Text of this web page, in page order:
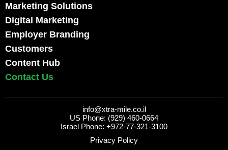
Marketing Solutions
Digital Marketing
Employer Branding
Customers
Content Hub
Contact Us
info@xtra-mile.co.il
US Phone: (929) 460-0664
Israel Phone: +972-77-321-3100
Privacy Policy